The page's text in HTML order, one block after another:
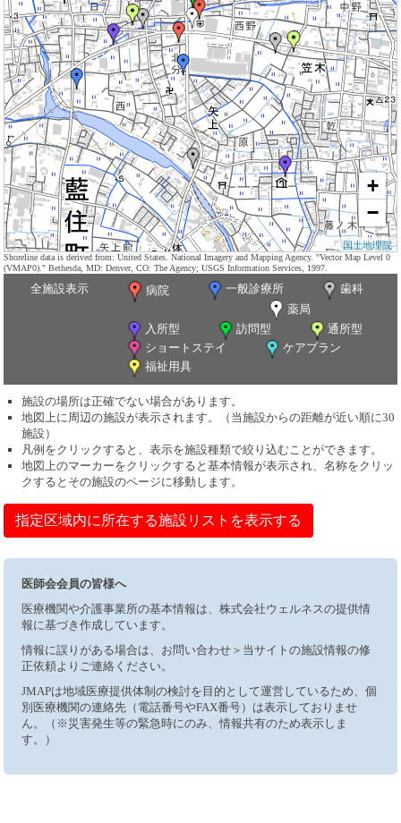
+
−
国土地理院
Shoreline data is derived from: United States. National Imagery and Mapping Agency. "Vector Map Level 0
(VMAP0)." Bethesda, MD: Denver, CO: The Agency; USGS Information Services, 1997.
全施設表示 病院 一般診療所
歯科
薬局
入所型
訪問型
通所型
ショートステイ
ケアプラン
福祉用具
施設の場所は正確でない場合があります。
地図上に周辺の施設が表示されます。（当施設からの距離が近い順に30
施設）
凡例をクリックすると、表示を施設種類で絞り込むことができます。
地図上のマーカーをクリックすると基本情報が表示され、名称をクリッ
クするとその施設のページに移動します。
指定区域内に所在する施設リストを表示する
医師会会員の皆様へ
医療機関や介護事業所の基本情報は、株式会社ウェルネスの提供情
報に基づき作成しています。
情報に誤りがある場合は、お問い合わせ＞当サイトの施設情報の修
正依頼よりご連絡ください。
JMAPは地域医療提供体制の検討を目的として運営しているため、個
別医療機関の連絡先（電話番号やFAX番号）は表示しておりませ
ん。（※災害発生等の緊急時にのみ、情報共有のため表示しま
す。）